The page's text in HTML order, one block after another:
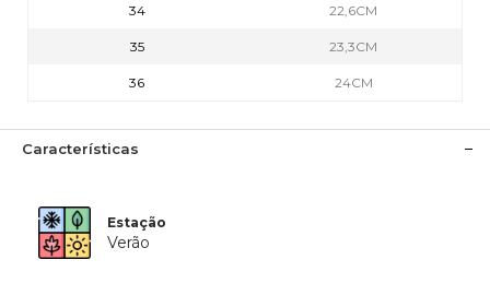
34 22,6CM
35 23,3CM
36 24CM
Características
Estação
Verão